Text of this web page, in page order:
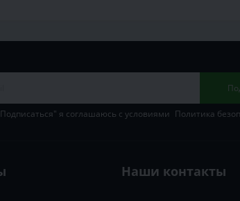
я соглашаюсь с условиями Политика
Наши контакты